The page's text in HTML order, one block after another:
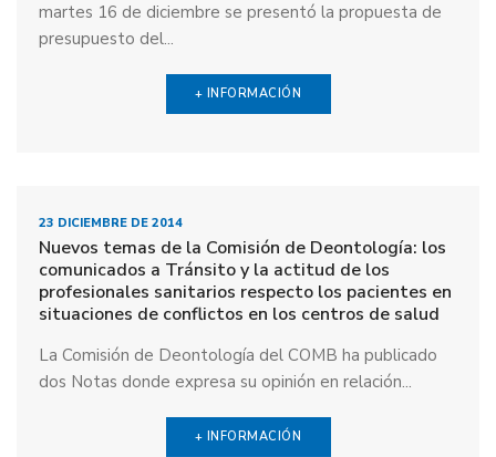
martes 16 de diciembre se presentó la propuesta de
presupuesto del...
+ INFORMACIÓN
23 DICIEMBRE DE 2014
Nuevos temas de la Comisión de Deontología: los
comunicados a Tránsito y la actitud de los
profesionales sanitarios respecto los pacientes en
situaciones de conflictos en los centros de salud
La Comisión de Deontología del COMB ha publicado
dos Notas donde expresa su opinión en relación...
+ INFORMACIÓN